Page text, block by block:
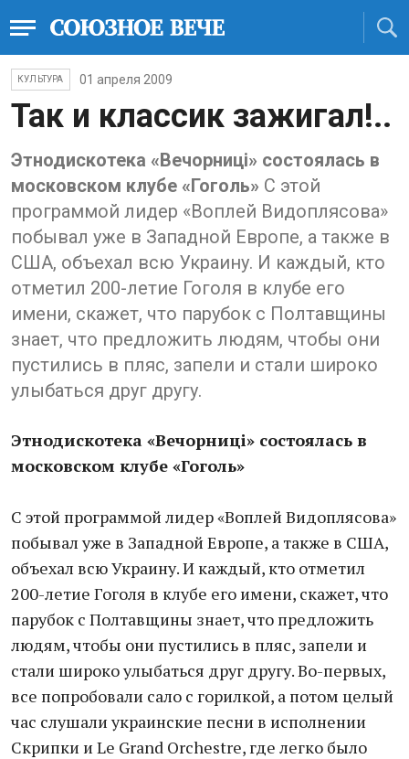
КУЛЬТУРА 01 апреля 2009
Так и классик зажигал!..
Этнодискотека «Вечорницi» состоялась в
московском клубе «Гоголь» С этой
программой лидер «Воплей Видоплясова»
побывал уже в Западной Европе, а также в
США, объехал всю Украину. И каждый, кто
отметил 200-летие Гоголя в клубе его
имени, скажет, что парубок с Полтавщины
знает, что предложить людям, чтобы они
пустились в пляс, запели и стали широко
улыбаться друг другу.
Этнодискотека «Вечорницi» состоялась в
московском клубе «Гоголь»
С этой программой лидер «Воплей Видоплясова»
побывал уже в Западной Европе, а также в США,
объехал всю Украину. И каждый, кто отметил
200-летие Гоголя в клубе его имени, скажет, что
парубок с Полтавщины знает, что предложить
людям, чтобы они пустились в пляс, запели и
стали широко улыбаться друг другу. Во-первых,
все попробовали сало с горилкой, а потом целый
час слушали украинские песни в исполнении
Скрипки и Le Grand Orchestre, где легко было